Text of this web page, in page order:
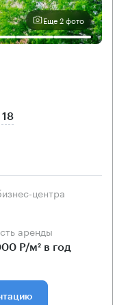
Еще 2 фото
центра
аренды
Р/м² в год